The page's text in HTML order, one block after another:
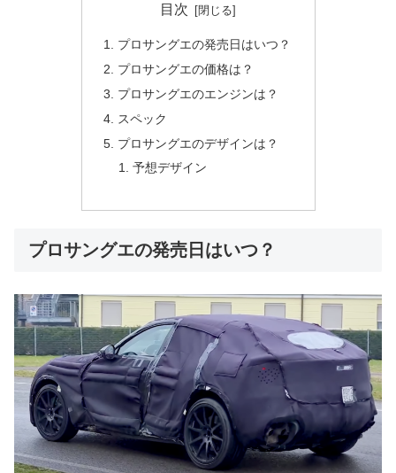
目次
プロサングエの発売日はいつ？
プロサングエの価格は？
プロサングエのエンジンは？
スペック
プロサングエのデザインは？
予想デザイン
プロサングエの発売日はいつ？